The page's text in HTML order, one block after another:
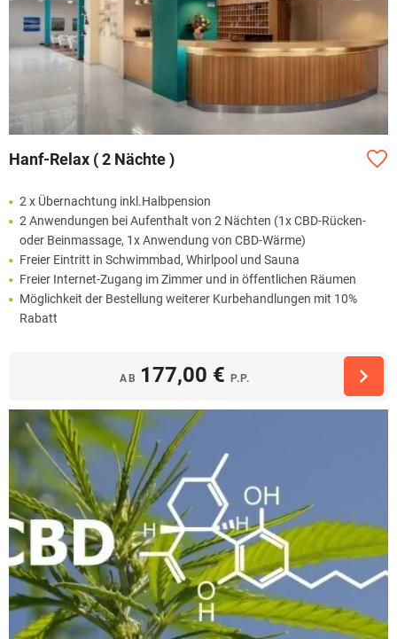
Hanf-Relax ( 2 Nächte )
2 x Übernachtung inkl.Halbpension
2 Anwendungen bei Aufenthalt von 2 Nächten (1x CBD-Rücken-
oder Beinmassage, 1x Anwendung von CBD-Wärme)
Freier Eintritt in Schwimmbad, Whirlpool und Sauna
Freier Internet-Zugang im Zimmer und in öffentlichen Räumen
Möglichkeit der Bestellung weiterer Kurbehandlungen mit 10%
Rabatt
AB 177,00 € P.P.